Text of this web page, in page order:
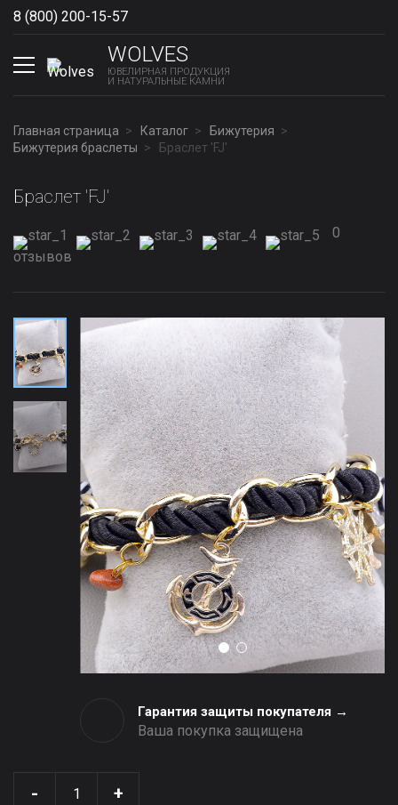
8 (800) 200-15-57
WOLVES
ЮВЕЛИРНАЯ ПРОДУКЦИЯ
И НАТУРАЛЬНЫЕ КАМНИ
Главная страница Каталог
Бижутерия
Бижутерия браслеты
Браслет 'FJ'
Браслет 'FJ'
0
отзывов
Гарантия защиты покупателя →
Ваша покупка защищена
- +